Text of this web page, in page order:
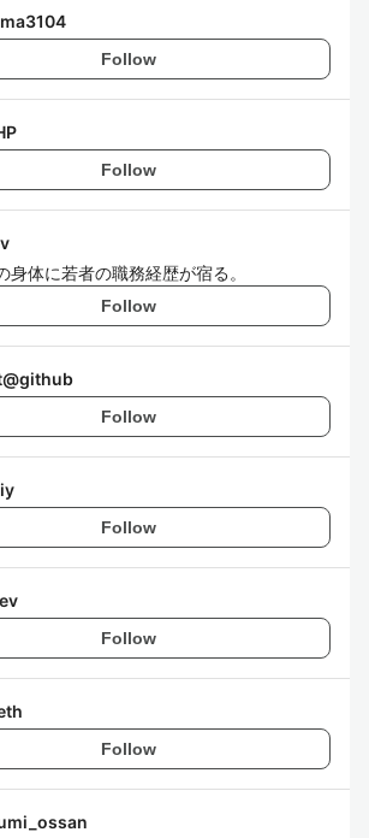
Follow
Follow
身体に若者の職務経歴が宿る。
Follow
Follow
Follow
Follow
Follow